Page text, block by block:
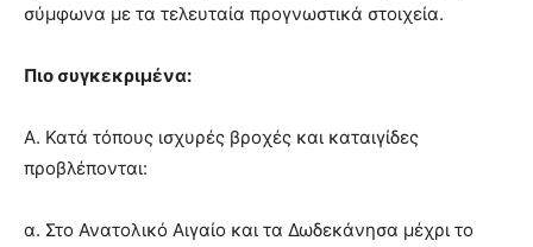
σύμφωνα με τα τελευταία προγνωστικά στοιχεία.
Πιο συγκεκριμένα:
Α. Κατά τόπους ισχυρές βροχές και καταιγίδες
προβλέπονται:
α. Στο Ανατολικό Αιγαίο και τα Δωδεκάνησα μέχρι το